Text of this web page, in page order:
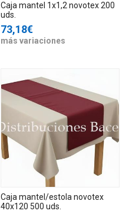
Caja mantel 1x1,2 novotex 200
uds.
73,18€
más variaciones
Caja mantel/estola novotex
40x120 500 uds.